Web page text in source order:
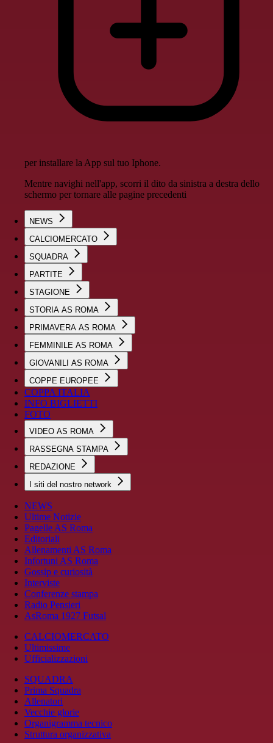
per installare la App sul tuo Iphone.
Mentre navighi nell'app, scorri il dito da sinistra a destra dello
schermo per tornare alle pagine precedenti
NEWS
CALCIOMERCATO
SQUADRA
PARTITE
STAGIONE
STORIA AS ROMA
PRIMAVERA AS ROMA
FEMMINILE AS ROMA
GIOVANILI AS ROMA
COPPE EUROPEE
COPPA ITALIA
INFO BIGLIETTI
FOTO
VIDEO AS ROMA
RASSEGNA STAMPA
REDAZIONE
I siti del nostro network
NEWS
Ultime Notizie
Pagelle AS Roma
Editoriali
Allenamenti AS Roma
Infortuni AS Roma
Gossip e curiosità
Interviste
Conferenze stampa
Radio Pensieri
AsRoma 1927 Futsal
CALCIOMERCATO
Ultimissime
Ufficializzazioni
SQUADRA
Prima Squadra
Allenatori
Vecchie glorie
Organigramma tecnico
Struttura organizzativa